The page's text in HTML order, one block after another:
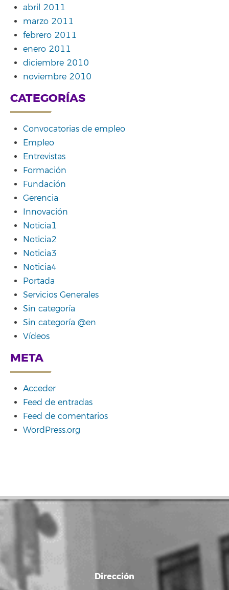
abril 2011
marzo 2011
febrero 2011
enero 2011
diciembre 2010
noviembre 2010
CATEGORÍAS
Convocatorias de empleo
Empleo
Entrevistas
Formación
Fundación
Gerencia
Innovación
Noticia1
Noticia2
Noticia3
Noticia4
Portada
Servicios Generales
Sin categoría
Sin categoría @en
Vídeos
META
Acceder
Feed de entradas
Feed de comentarios
WordPress.org
Dirección